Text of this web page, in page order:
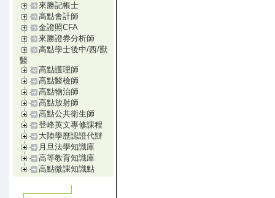
來勝記帳士
高點會計師
金證照CFA
來勝證券分析師
高點學士後中/西/獸
醫
高點護理師
高點醫檢師
高點物治師
高點放射師
高點公共衛生師
登峰英文專修課程
大陸學歷認證代辦
月旦法學知識庫
高等教育知識庫
高點微課知識點